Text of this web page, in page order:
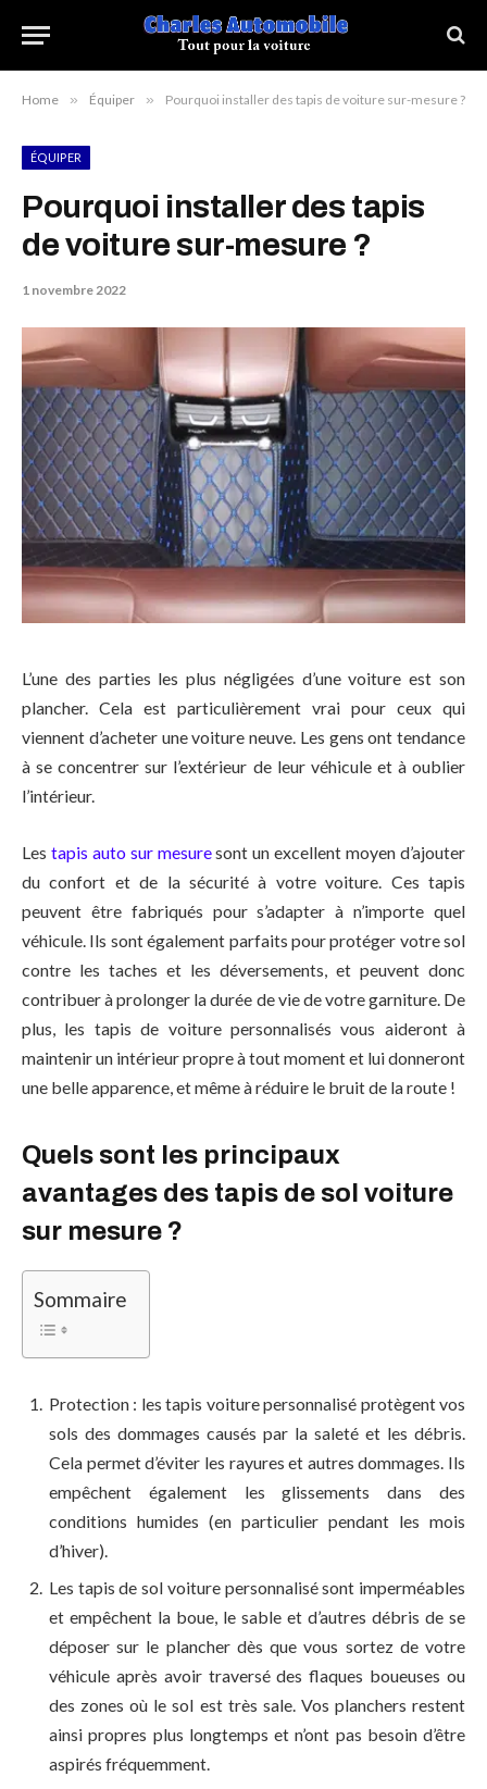
Home » Équiper » Pourquoi installer des tapis de voiture sur-mesure ?
ÉQUIPER
Pourquoi installer des tapis
de voiture sur-mesure ?
1 novembre 2022
L’une des parties les plus négligées d’une voiture est son
plancher. Cela est particulièrement vrai pour ceux qui
viennent d’acheter une voiture neuve. Les gens ont tendance
à se concentrer sur l’extérieur de leur véhicule et à oublier
l’intérieur.
Les tapis auto sur mesuresont un excellent moyen d’ajouter
du confort et de la sécurité à votre voiture. Ces tapis
peuvent être fabriqués pour s’adapter à n’importe quel
véhicule. Ils sont également parfaits pour protéger votre sol
contre les taches et les déversements, et peuvent donc
contribuer à prolonger la durée de vie de votre garniture. De
plus, les tapis de voiture personnalisés vous aideront à
maintenir un intérieur propre à tout moment et lui donneront
une belle apparence, et même à réduire le bruit de la route !
Quels sont les principaux
avantages des tapis de sol voiture
sur mesure ?
Sommaire
Protection : les tapis voiture personnalisé protègent vos
sols des dommages causés par la saleté et les débris.
Cela permet d’éviter les rayures et autres dommages. Ils
empêchent également les glissements dans des
conditions humides (en particulier pendant les mois
d’hiver).
Les tapis de sol voiture personnalisé sont imperméables
et empêchent la boue, le sable et d’autres débris de se
déposer sur le plancher dès que vous sortez de votre
véhicule après avoir traversé des flaques boueuses ou
des zones où le sol est très sale. Vos planchers restent
ainsi propres plus longtemps et n’ont pas besoin d’être
aspirés fréquemment.